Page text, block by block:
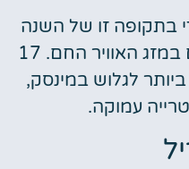
בתקופה זו של השנה
מכדי להיות נעים למטיילים במזג האוויר החם. 17
לגלוש במינסק,
עמוקה.